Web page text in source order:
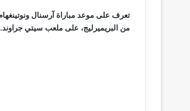
من البريميرليج، على ملعب سيتي جراوند.